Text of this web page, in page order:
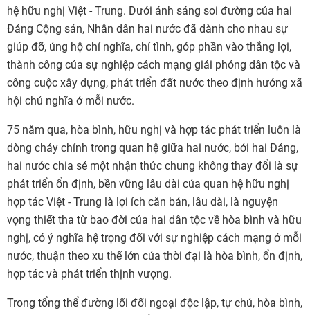
hệ hữu nghị Việt - Trung. Dưới ánh sáng soi đường của hai
Đảng Cộng sản, Nhân dân hai nước đã dành cho nhau sự
giúp đỡ, ủng hộ chí nghĩa, chí tình, góp phần vào thắng lợi,
thành công của sự nghiệp cách mạng giải phóng dân tộc và
công cuộc xây dựng, phát triển đất nước theo định hướng xã
hội chủ nghĩa ở mỗi nước.
75 năm qua, hòa bình, hữu nghị và hợp tác phát triển luôn là
dòng chảy chính trong quan hệ giữa hai nước, bởi hai Đảng,
hai nước chia sẻ một nhận thức chung không thay đổi là sự
phát triển ổn định, bền vững lâu dài của quan hệ hữu nghị
hợp tác Việt - Trung là lợi ích căn bản, lâu dài, là nguyện
vọng thiết tha từ bao đời của hai dân tộc về hòa bình và hữu
nghị, có ý nghĩa hệ trọng đối với sự nghiệp cách mạng ở mỗi
nước, thuận theo xu thế lớn của thời đại là hòa bình, ổn định,
hợp tác và phát triển thịnh vượng.
Trong tổng thể đường lối đối ngoại độc lập, tự chủ, hòa bình,